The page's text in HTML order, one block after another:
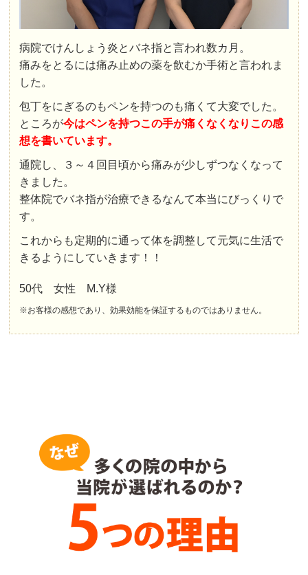
病院でけんしょう炎とバネ指と言われ数カ月。
痛みをとるには痛み止めの薬を飲むか手術と言われま
した。
包丁をにぎるのもペンを持つのも痛くて大変でした。
ところが今はペンを持つこの手が痛くなくなりこの感
想を書いています。
通院し、３～４回目頃から痛みが少しずつなくなって
きました。
整体院でバネ指が治療できるなんて本当にびっくりで
す。
これからも定期的に通って体を調整して元気に生活で
きるようにしていきます！！
50代 女性 M.Y様
※お客様の感想であり、効果効能を保証するものではありません。